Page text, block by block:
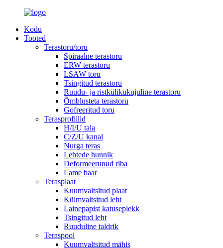
Kodu
Tooted
Terastoru/toru
Spiraalne terastoru
ERW terastoru
LSAW toru
Tsingitud terastoru
Ruudu- ja ristkülikukujuline terastoru
Õmblusteta terastoru
Gofreeritud toru
Terasprofiilid
H/I/U tala
C/Z/U kanal
Nurga teras
Lehtede hunnik
Deformeerunud riba
Lame baar
Terasplaat
Kuumvaltsitud plaat
Külmvaltsitud leht
Lainepapist katuseplekk
Tsingitud leht
Ruuduline taldrik
Teraspool
Kuumvaltsitud mähis